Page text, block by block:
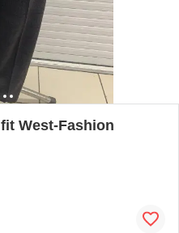
West-Fashion